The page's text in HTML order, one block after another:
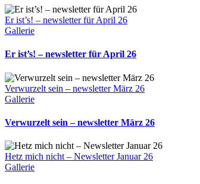
Er ist’s! – newsletter für April 26
Gallerie
Er ist’s! – newsletter für April 26
Verwurzelt sein – newsletter März 26
Gallerie
Verwurzelt sein – newsletter März 26
Hetz mich nicht – Newsletter Januar 26
Gallerie